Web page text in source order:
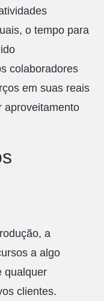
o tempo para
colaboradores
em suas reais
aproveitamento
a
a algo
qualquer
clientes.